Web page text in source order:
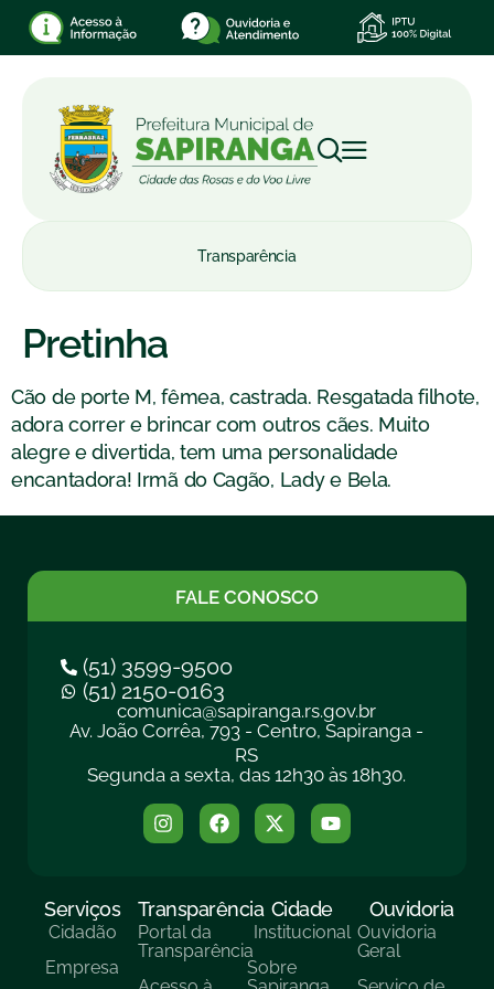
Transparência
Pretinha
Cão de porte M, fêmea, castrada. Resgatada filhote,
adora correr e brincar com outros cães. Muito
alegre e divertida, tem uma personalidade
encantadora! Irmã do Cagão, Lady e Bela.
FALE CONOSCO
(51) 3599-9500
(51) 2150-0163
comunica@sapiranga.rs.gov.br
Av. João Corrêa, 793 - Centro, Sapiranga -
RS
Segunda a sexta, das 12h30 às 18h30.
Serviços
Cidadão
Empresa
Transparência
Portal da
Transparência
Cidade
Institucional
Sobre
Ouvidoria
Ouvidoria
Geral